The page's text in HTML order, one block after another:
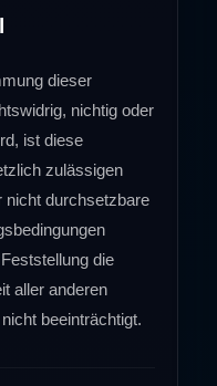
dieser
nichtig oder
ist diese
zulässigen
nicht durchsetzbare
die
aller anderen
beeinträchtigt.